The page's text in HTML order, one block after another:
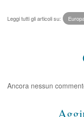
Leggi tutti gli articoli su:
Ancora nessun